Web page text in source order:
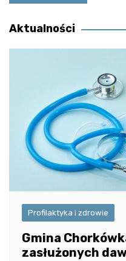
wpisu
Aktualności
Profilaktyka i zdrowie
Gmina
zasłużonych